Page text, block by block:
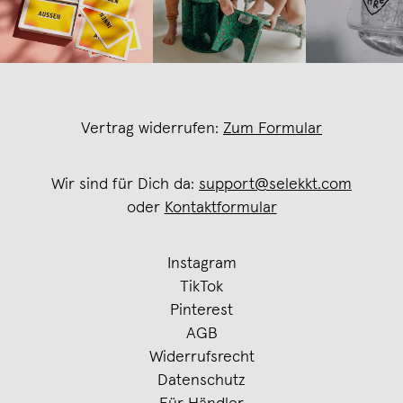
Vertrag widerrufen: Zum Formular
Wir sind für Dich da: support@selekkt.com
oder Kontaktformular
Instagram
TikTok
Pinterest
AGB
Widerrufsrecht
Datenschutz